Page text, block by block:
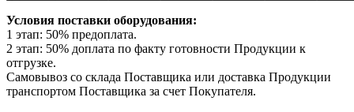
Условия поставки оборудования:
1 этап: 50% предоплата.
2 этап: 50% доплата по факту готовности Продукции к
отгрузке.
Самовывоз со склада Поставщика или доставка Продукции
транспортом Поставщика за счет Покупателя.